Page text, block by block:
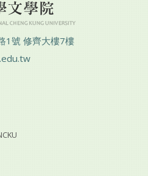
1號 修齊大樓7樓